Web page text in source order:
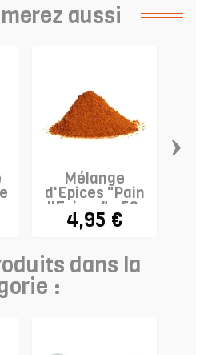
aussi
Mélange
d'Epices "Pain
d'Epices" - 50g
4,95 €
›
dans la
: